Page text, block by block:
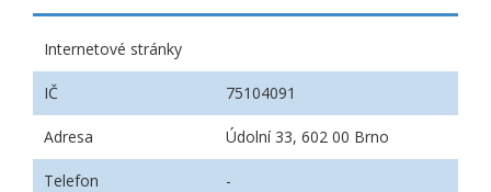
Internetové stránky
IČ 75104091
Adresa Údolní 33, 602 00 Brno
Telefon -